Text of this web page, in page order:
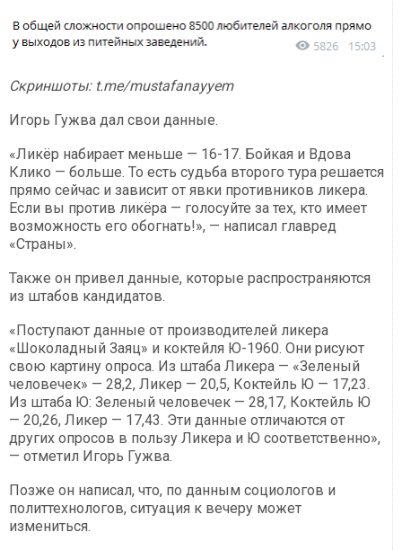
Скриншоты: t.me/mustafanayyem
Игорь Гужва дал свои данные.
«Ликёр набирает меньше — 16-17. Бойкая и Вдова
Клико — больше. То есть судьба второго тура решается
прямо сейчас и зависит от явки противников ликера.
Если вы против ликёра — голосуйте за тех, кто имеет
возможность его обогнать!», — написал главред
«Страны».
Также он привел данные, которые распространяются
из штабов кандидатов.
«Поступают данные от производителей ликера
«Шоколадный Заяц» и коктейля Ю-1960. Они рисуют
свою картину опроса. Из штаба Ликера — «Зеленый
человечек» — 28,2, Ликер — 20,5, Коктейль Ю — 17,23.
Из штаба Ю: Зеленый человечек — 28,17, Коктейль Ю
— 20,26, Ликер — 17,43. Эти данные отличаются от
других опросов в пользу Ликера и Ю соответственно»,
— отметил Игорь Гужва.
Позже он написал, что, по данным социологов и
политтехнологов, ситуация к вечеру может
измениться.